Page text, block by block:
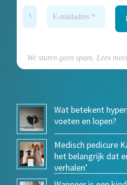
We sturen geen spam. Lees
Wat betekent
voeten en lopen?
Medisch pedicure
het belangrijk dat
verhalen’